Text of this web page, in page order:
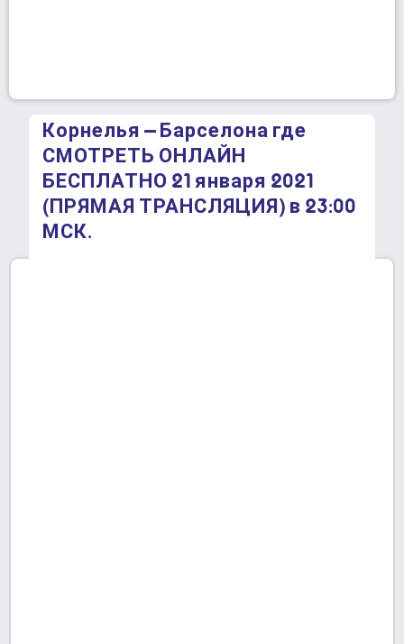
Корнелья – Барселона где
СМОТРЕТЬ ОНЛАЙН
БЕСПЛАТНО 21 января 2021
(ПРЯМАЯ ТРАНСЛЯЦИЯ) в 23:00
МСК.